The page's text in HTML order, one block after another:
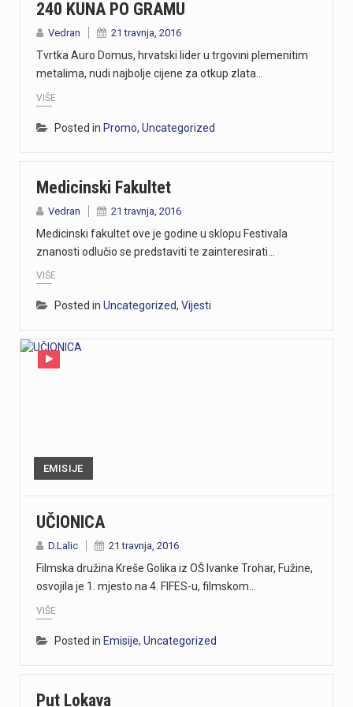
240 KUNA PO GRAMU
Vedran 21 travnja, 2016
Tvrtka Auro Domus, hrvatski lider u trgovini plemenitim
metalima, nudi najbolje cijene za otkup zlata…
VIŠE
Posted in Promo, Uncategorized
Medicinski Fakultet
Vedran 21 travnja, 2016
Medicinski fakultet ove je godine u sklopu Festivala
znanosti odlučio se predstaviti te zainteresirati…
VIŠE
Posted in Uncategorized, Vijesti
EMISIJE
UČIONICA
D.Lalic 21 travnja, 2016
Filmska družina Kreše Golika iz OŠ Ivanke Trohar, Fužine,
osvojila je 1. mjesto na 4. FIFES-u, filmskom…
VIŠE
Posted in Emisije, Uncategorized
Put Lokava